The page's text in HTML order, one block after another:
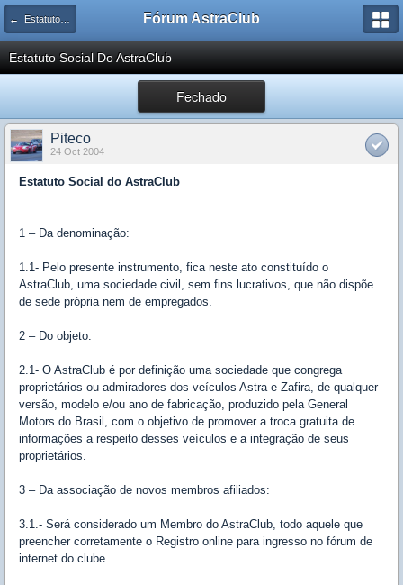
← Estatuto Social AstraClub Fórum AstraClub
Estatuto Social Do AstraClub
Fechado
Piteco
24 Oct 2004
Estatuto Social do AstraClub
1 – Da denominação:
1.1- Pelo presente instrumento, fica neste ato constituído o
AstraClub, uma sociedade civil, sem fins lucrativos, que não dispõe
de sede própria nem de empregados.
2 – Do objeto:
2.1- O AstraClub é por definição uma sociedade que congrega
proprietários ou admiradores dos veículos Astra e Zafira, de qualquer
versão, modelo e/ou ano de fabricação, produzido pela General
Motors do Brasil, com o objetivo de promover a troca gratuita de
informações a respeito desses veículos e a integração de seus
proprietários.
3 – Da associação de novos membros afiliados:
3.1.- Será considerado um Membro do AstraClub, todo aquele que
preencher corretamente o Registro online para ingresso no fórum de
internet do clube.